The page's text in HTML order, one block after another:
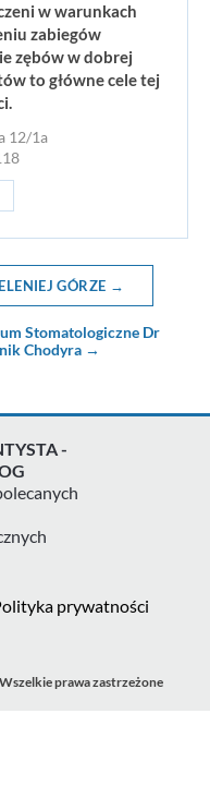
w warunkach
zabiegów
zębów w dobrej
to główne cele tej
12/1a
GÓRZE →
Stomatologiczne Dr
Chodyra →
-
prywatności
prawa zastrzeżone